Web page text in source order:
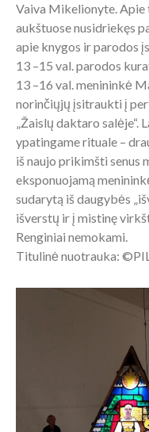
Vaiva Mikelionyte. Apie
aukštuose nusidriekęs
apie knygos ir parodos
13 –15 val.parodos
13 –16 val.menininkė
norinčiųjų įsitraukti į
„Žaislų daktaro salėje“.
ypatingame rituale –
iš naujo prikimšti senus
eksponuojamą
sudarytą iš daugybės
išverstų ir į mistinę
Renginiai nemokami.
Titulinė nuotrauka: